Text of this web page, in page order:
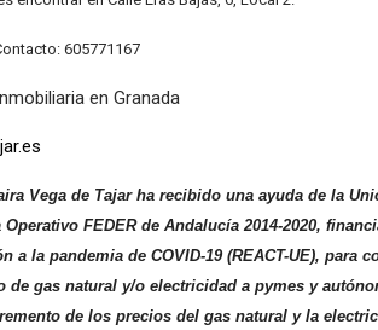
12, Huétor Tájar(18360)
con una estupenda ubicacion muy
605771167
en Granada
Vega de Tajar ha recibido una ayuda de la
Operativo FEDER de Andalucía 2014-2020,
a la pandemia de COVID-19 (REACT-UE), para
de gas natural y/o electricidad a pymes y
de los precios del gas natural y la